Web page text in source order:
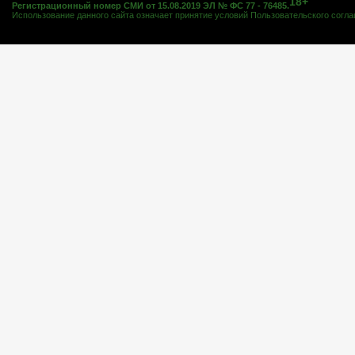
Регистрационный номер СМИ от 15.08.2019 ЭЛ № ФС 77 - 76485.
Использование данного сайта означает принятие условий Пользовательского